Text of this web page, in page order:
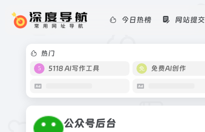
今日热榜 网站提交
热门
5118 AI写作工具
免费AI创作
公众号后台